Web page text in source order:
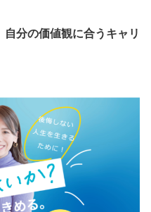
自分の価値観に合うキャリ